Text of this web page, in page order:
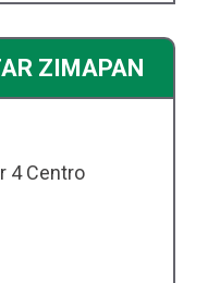
ZIMAPAN
4 Centro